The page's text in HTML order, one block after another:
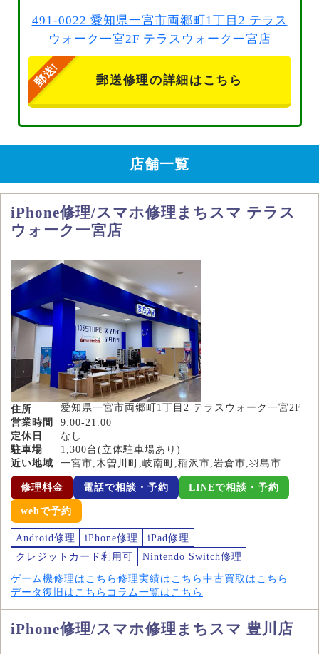
491-0022 愛知県一宮市両郷町1丁目2 テラス
ウォーク一宮2F テラスウォーク一宮店
郵送修理の詳細はこちら
店舗一覧
iPhone修理/スマホ修理まちスマ テラス
ウォーク一宮店
住所
愛知県一宮市両郷町1丁目2 テラスウォーク一宮2F
営業時間
9:00-21:00
定休日
なし
駐車場
1,300台(立体駐車場あり)
近い地域
一宮市,木曽川町,岐南町,稲沢市,岩倉市,羽島市
修理料金 電話で相談・予約 LINEで相談・予約
webで予約
Android修理 iPhone修理
iPad修理
クレジットカード利用可
Nintendo Switch修理
ゲーム機修理はこちら 修理実績はこちら 中古買取はこちら
データ復旧はこちら コラム一覧はこちら
iPhone修理/スマホ修理まちスマ 豊川店